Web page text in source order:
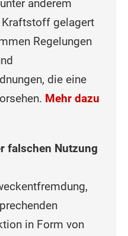
anderem
gelagert
Regelungen
die eine
Mehr dazu
falschen Nutzung
in Form von